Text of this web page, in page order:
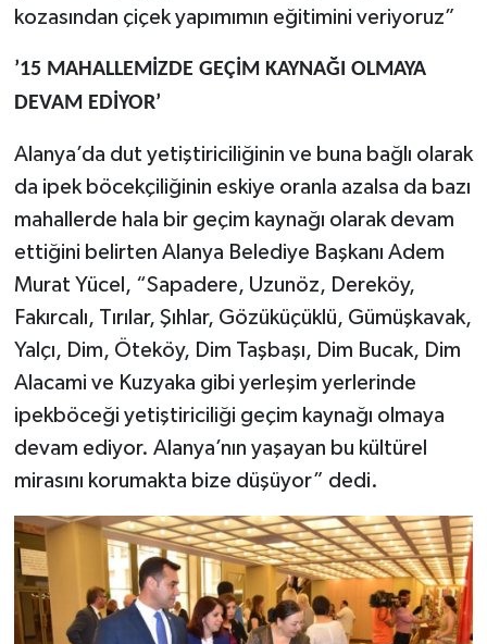
kozasından çiçek yapımımın eğitimini veriyoruz”
’15 MAHALLEMİZDE GEÇİM KAYNAĞI OLMAYA
DEVAM EDİYOR’
Alanya’da dut yetiştiriciliğinin ve buna bağlı olarak
da ipek böcekçiliğinin eskiye oranla azalsa da bazı
mahallerde hala bir geçim kaynağı olarak devam
ettiğini belirten Alanya Belediye Başkanı Adem
Murat Yücel, “Sapadere, Uzunöz, Dereköy,
Fakırcalı, Tırılar, Şıhlar, Gözüküçüklü, Gümüşkavak,
Yalçı, Dim, Öteköy, Dim Taşbaşı, Dim Bucak, Dim
Alacami ve Kuzyaka gibi yerleşim yerlerinde
ipekböceği yetiştiriciliği geçim kaynağı olmaya
devam ediyor. Alanya’nın yaşayan bu kültürel
mirasını korumakta bize düşüyor” dedi.